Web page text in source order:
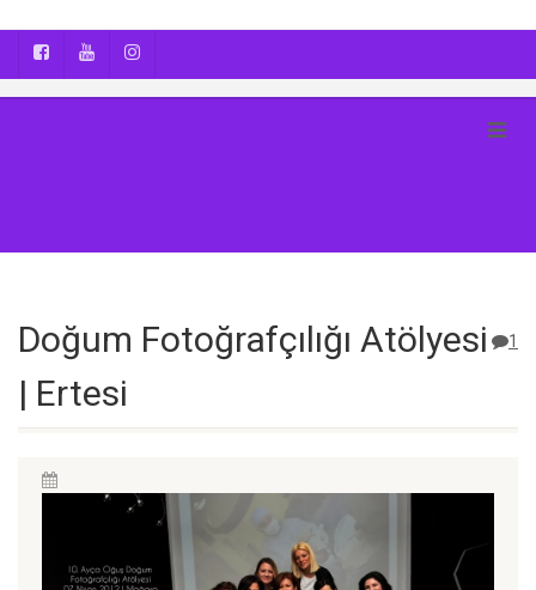
1
Doğum Fotoğrafçılığı Atölyesi
| Ertesi